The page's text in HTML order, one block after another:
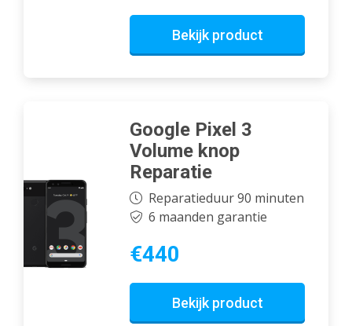
Bekijk product
Google Pixel 3
Volume knop
Reparatie
Reparatieduur 90 minuten
6 maanden garantie
€440
Bekijk product